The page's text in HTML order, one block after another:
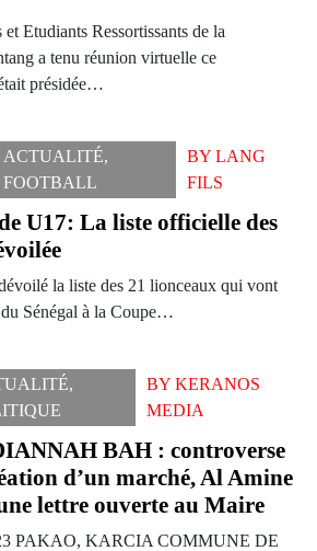
Etudiants Ressortissants de la
a tenu réunion virtuelle ce
présidée…
ACTUALITÉ,
FOOTBALL
BYLANG
FILS
U17: La liste officielle des
la liste des 21 lionceaux qui vont
Sénégal à la Coupe…
,
BY KERANOS
MEDIA
BAH : controverse
d’un marché, Al Amine
lettre ouverte au Maire
PAKAO, KARCIA COMMUNE DE